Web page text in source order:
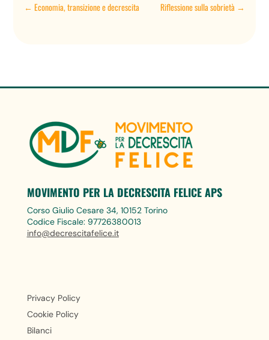
←Economia, transizione e decrescita Riflessione sulla sobrietà →
MOVIMENTO PER LA DECRESCITA FELICE APS
Corso Giulio Cesare 34, 10152 Torino
Codice Fiscale: 97726380013
info@decrescitafelice.it
Privacy Policy
Cookie Policy
Bilanci